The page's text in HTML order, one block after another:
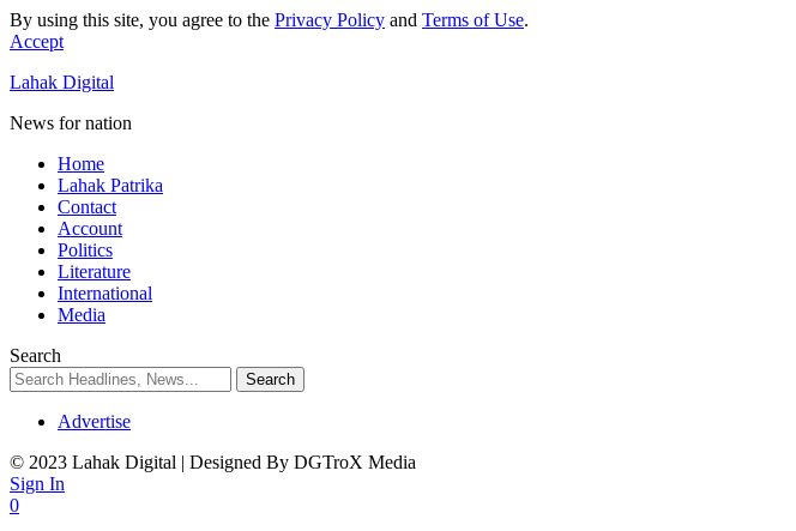
By using this site, you agree to the Privacy Policy and Terms of Use.
Accept
Lahak Digital
News for nation
Home
Lahak Patrika
Contact
Account
Politics
Literature
International
Media
Search
Advertise
© 2023 Lahak Digital | Designed By DGTroX Media
Sign In
0